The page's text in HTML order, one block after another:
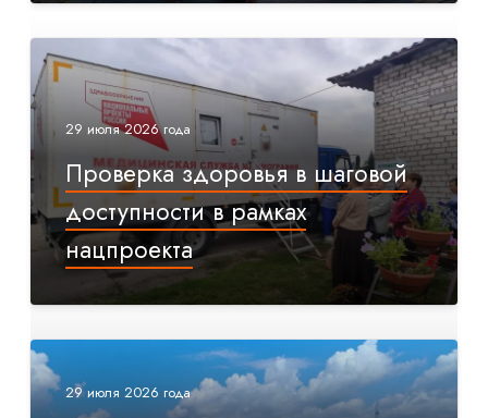
29 июля 2026 года
Проверка здоровья в шаговой
доступности в рамках
нацпроекта
29 июля 2026 года